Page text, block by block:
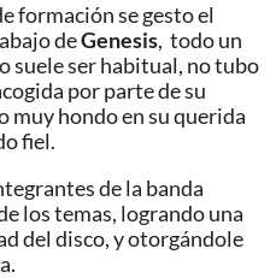
formación se gesto el
deGenesis, todo un
suele ser habitual, no tubo
por parte de su
muy hondo en su querida
fiel.
de la banda
los temas, logrando una
del disco, y otorgándole